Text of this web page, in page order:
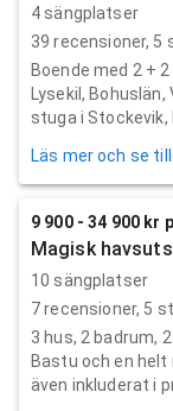
4 sängplatser
39 recensioner, 5
Boende med 2 +
Lysekil,
stuga i Stockevik,
Läs mer och se
9 900 - 34 900 kr
Magisk
10 sängplatser
7recensioner, 5
3 hus, 2 badrum,
Bastu och en
även inkluderat i